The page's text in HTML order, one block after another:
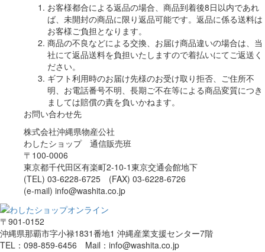
お客様都合による返品の場合、商品到着後8日以内であれ
ば、未開封の商品に限り返品可能です。返品に係る送料は
お客様ご負担となります。
商品の不良などによる交換、お届け商品違いの場合は、当
社にて返品送料を負担いたしますので着払いにてご返送く
ださい。
ギフト利用時のお届け先様のお受け取り拒否、ご住所不
明、お電話番号不明、長期ご不在等による商品変質につき
ましては賠償の責を負いかねます。
お問い合わせ先
株式会社沖縄県物産公社
わしたショップ 通信販売班
〒100-0006
東京都千代田区有楽町2-10-1東京交通会館地下
(TEL) 03-6228-6725 (FAX) 03-6228-6726
(e-mail) info@washita.co.jp
〒901-0152
沖縄県那覇市字小禄1831番地1 沖縄産業支援センター7階
TEL：098-859-6456 Mail：info@washita.co.jp